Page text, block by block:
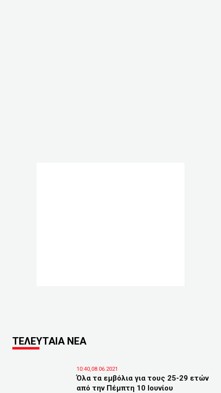
ΤΕΛΕΥΤΑΙΑ ΝΕΑ
10:40,08.06.2021
Όλα τα εμβόλια για τους 25-29 ετών
από την Πέμπτη 10 Ιουνίου